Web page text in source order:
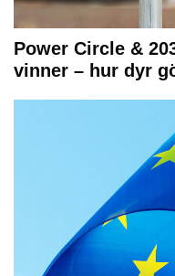
Power Circle &
vinner – hur dyr